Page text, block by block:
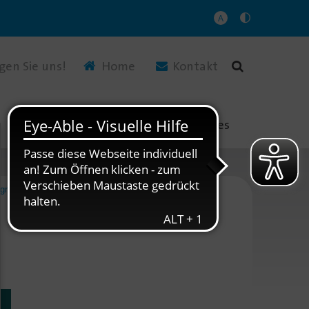
A
Sie uns! (Link öffnet einen neuen Tab)
Home Kontakt
Jobs & Karriere Aktuelles